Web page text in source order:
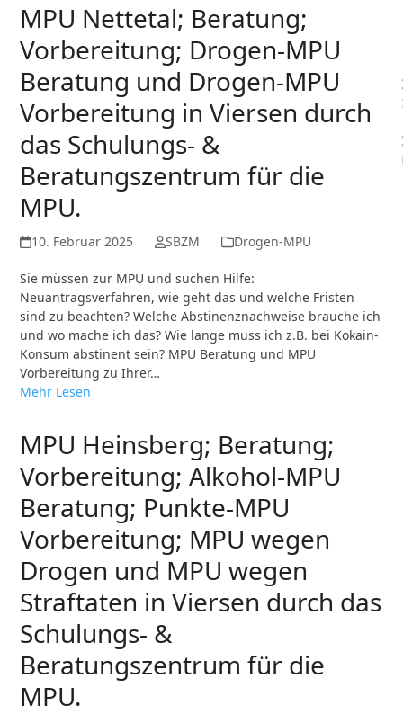
MPU Nettetal; Beratung;
Vorbereitung; Drogen-MPU
Beratung und Drogen-MPU
Vorbereitung in Viersen durch
das Schulungs- &
Beratungszentrum für die
MPU.
10. Februar 2025 SBZM Drogen-MPU
Sie müssen zur MPU und suchen Hilfe:
Neuantragsverfahren, wie geht das und welche Fristen
sind zu beachten? Welche Abstinenznachweise brauche ich
und wo mache ich das? Wie lange muss ich z.B. bei Kokain-
Konsum abstinent sein? MPU Beratung und MPU
Vorbereitung zu Ihrer…
Mehr Lesen
MPU Heinsberg; Beratung;
Vorbereitung; Alkohol-MPU
Beratung; Punkte-MPU
Vorbereitung; MPU wegen
Drogen und MPU wegen
Straftaten in Viersen durch das
Schulungs- &
Beratungszentrum für die
MPU.